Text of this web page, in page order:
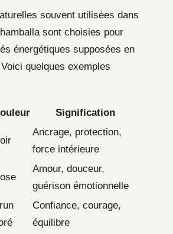
souvent utilisées dans
sont choisies pour
énergétiques supposées en
quelques exemples
Signification
Ancrage, protection,
force intérieure
Amour, douceur,
guérison émotionnelle
Confiance, courage,
équilibre